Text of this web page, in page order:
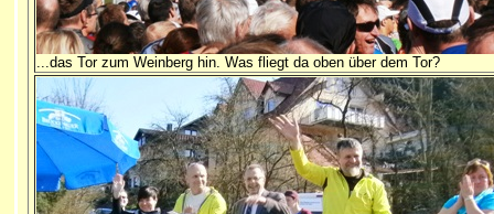
...das Tor zum Weinberg hin. Was fliegt da oben über dem Tor?